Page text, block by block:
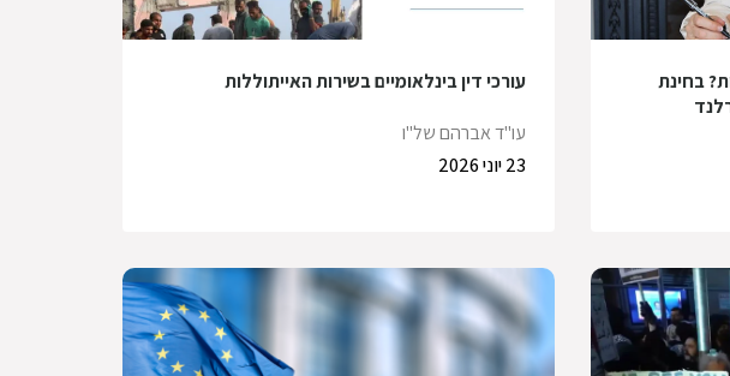
בחינת
עורכי דין בינלאומיים בשירות האייתוללות
עו"ד אברהם של"ו
23 יוני 2026